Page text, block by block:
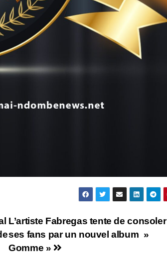
L’artiste Fabregas tente de consoler
ses fans par un nouvel album »
Gomme »